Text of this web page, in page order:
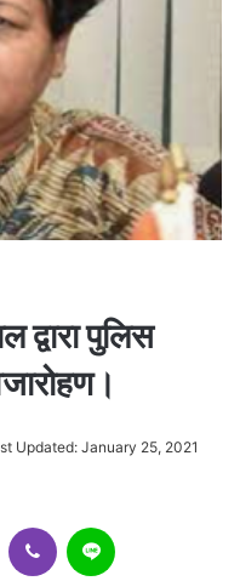
द्वारा पुलिस
Updated: January 25, 2021
Telegram Viber